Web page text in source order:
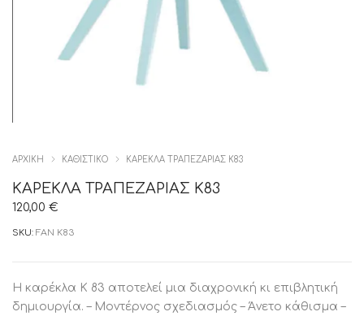
ΑΡΧΙΚΉ ΚΑΘΙΣΤΙΚΟ ΚΑΡΕΚΛΑ ΤΡΑΠΕΖΑΡΙΑΣ Κ83
ΚΑΡΕΚΛΑ ΤΡΑΠΕΖΑΡΙΑΣ Κ83
120,00 €
SKU: FAN K83
Η καρέκλα Κ 83 αποτελεί μια διαχρονική κι επιβλητική
δημιουργία. – Μοντέρνος σχεδιασμός – Άνετο κάθισμα –